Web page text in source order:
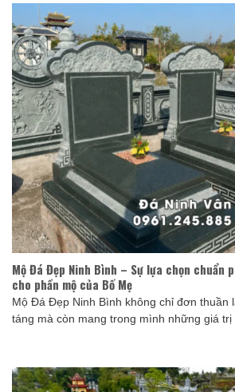
Mộ Đá Đẹp Ninh Bình – Sự lựa chọn chuẩn
cho phần mộ của Bố Mẹ
Mộ Đá Đẹp Ninh Bình không chỉ đơn thuần
táng mà còn mang trong mình những giá trị